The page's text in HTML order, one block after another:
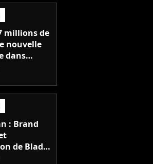
millions de
nouvelle
dans
Netflix en
: Brand
de Blade
Marvel